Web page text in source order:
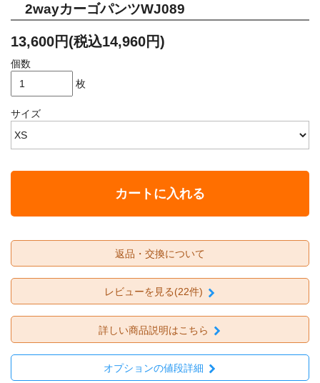
2wayカーゴパンツWJ089
13,600円(税込14,960円)
個数
枚
サイズ
カートに入れる
返品・交換について
レビューを見る(22件)
詳しい商品説明はこちら
オプションの値段詳細